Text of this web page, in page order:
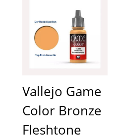
Vallejo Game
Color Bronze
Fleshtone